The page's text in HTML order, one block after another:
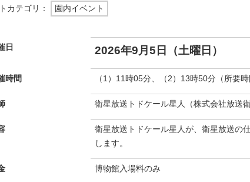
カテゴリ： 園内イベント
日 2026年9月5日（土曜日）
時間 （1）11時05分、（2）13時50分（所要
衛星放送トドケール星人（株式会社放送
衛星放送トドケール星人が、衛星放送の
します。
博物館入場料のみ